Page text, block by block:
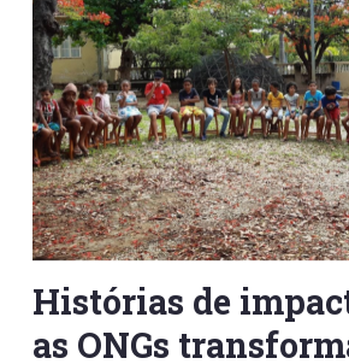
Histórias de
as ONGs